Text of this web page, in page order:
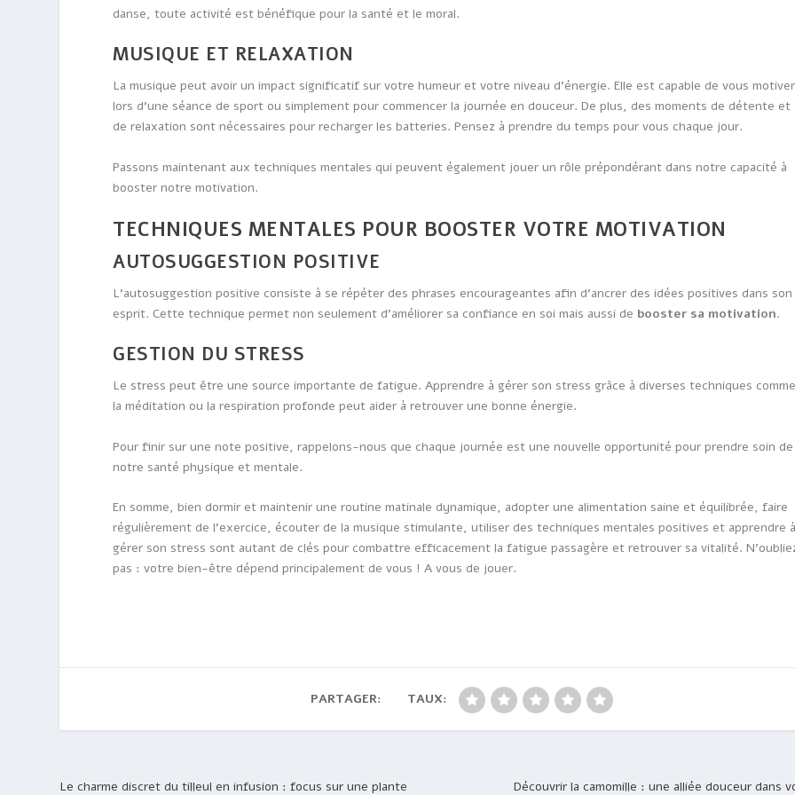
danse, toute activité est bénéfique pour la santé et le moral.
MUSIQUE ET RELAXATION
La musique peut avoir un impact significatif sur votre humeur et votre niveau d’énergie. Elle est capable de vous motiver
lors d’une séance de sport ou simplement pour commencer la journée en douceur. De plus, des moments de détente et
de relaxation sont nécessaires pour recharger les batteries. Pensez à prendre du temps pour vous chaque jour.
Passons maintenant aux techniques mentales qui peuvent également jouer un rôle prépondérant dans notre capacité à
booster notre motivation.
TECHNIQUES MENTALES POUR BOOSTER VOTRE MOTIVATION
AUTOSUGGESTION POSITIVE
L’autosuggestion positive consiste à se répéter des phrases encourageantes afin d’ancrer des idées positives dans son
esprit. Cette technique permet non seulement d’améliorer sa confiance en soi mais aussi de booster sa motivation.
GESTION DU STRESS
Le stress peut être une source importante de fatigue. Apprendre à gérer son stress grâce à diverses techniques
la méditation ou la respiration profonde peut aider à retrouver une bonne énergie.
Pour finir sur une note positive, rappelons-nous que chaque journée est une nouvelle opportunité pour prendre soin de
notre santé physique et mentale.
En somme, bien dormir et maintenir une routine matinale dynamique, adopter une alimentation saine et équilibrée, faire
régulièrement de l’exercice, écouter de la musique stimulante, utiliser des techniques mentales positives et apprendre
gérer son stress sont autant de clés pour combattre efficacement la fatigue passagère et retrouver sa vitalité.
pas : votre bien-être dépend principalement de vous ! A vous de jouer.
PARTAGER: TAUX:
Le charme discret du tilleul en infusion : focus sur une plante
Découvrir la camomille : une alliée douceur dans